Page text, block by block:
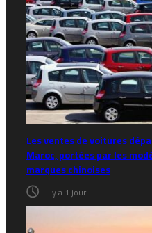
Les ventes de voitures
Maroc, portées par les
marques chinoises
il y a 1 jour